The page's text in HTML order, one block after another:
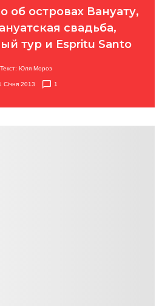
об островах Вануату,
свадьба,
тур и Espritu Santo
Текст: Юля Мороз
Січня 2013 1